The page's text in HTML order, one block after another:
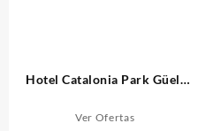
Hotel Catalonia Park Güell
Ver Ofertas